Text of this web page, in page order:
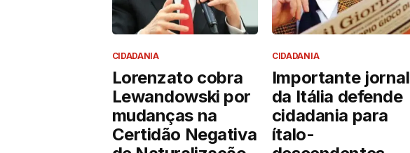
CIDADANIA
Lorenzato cobra
Lewandowski por
mudanças na
Certidão Negativa
CIDADANIA
Importante jornal
da Itália defende
cidadania para
ítalo-